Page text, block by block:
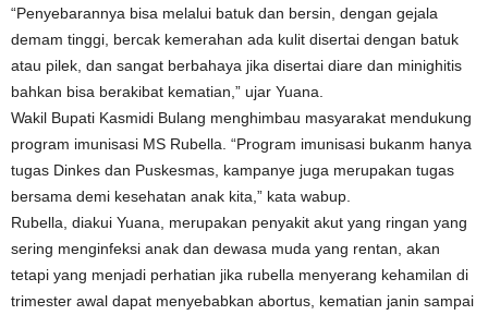
“Penyebarannya bisa melalui batuk dan bersin, dengan gejala
demam tinggi, bercak kemerahan ada kulit disertai dengan batuk
atau pilek, dan sangat berbahaya jika disertai diare dan minighitis
bahkan bisa berakibat kematian,” ujar Yuana.
Wakil Bupati Kasmidi Bulang menghimbau masyarakat mendukung
program imunisasi MS Rubella. “Program imunisasi bukanm hanya
tugas Dinkes dan Puskesmas, kampanye juga merupakan tugas
bersama demi kesehatan anak kita,” kata wabup.
Rubella, diakui Yuana, merupakan penyakit akut yang ringan yang
sering menginfeksi anak dan dewasa muda yang rentan, akan
tetapi yang menjadi perhatian jika rubella menyerang kehamilan di
trimester awal dapat menyebabkan abortus, kematian janin sampai